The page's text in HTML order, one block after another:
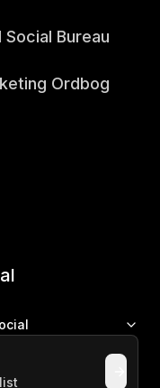
Social Bureau
Ordbog